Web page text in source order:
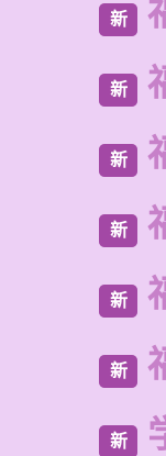
新
新
新
新
新
新
新